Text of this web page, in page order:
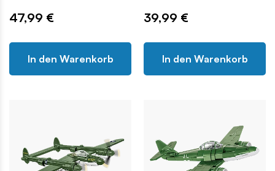
47,99 €
In den Warenkorb
39,99 €
In den Warenkorb